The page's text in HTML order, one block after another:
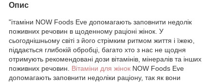
Опис
"ітаміни NOW Foods Eve допомагають заповнити недолік
поживних речовин в щоденному раціоні жінок. У
сьогоднішньому світі з його стрімким ритмом життя і їжею,
піддається глибокій обробці, багато хто з нас не щодня
отримують рекомендовані дози вітамінів, мінералів та інших
поживних речовин. Вітаміни для жінок NOW Foods Eve
допомагають заповнити недоліки раціону, так як вони